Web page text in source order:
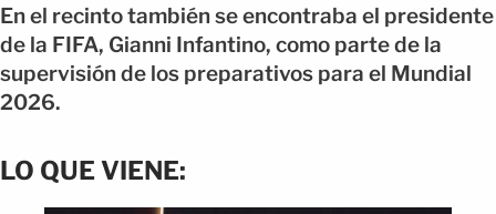
En el recinto también se encontraba el presidente
de la FIFA, Gianni Infantino, como parte de la
supervisión de los preparativos para el Mundial
2026.
LO QUE VIENE: